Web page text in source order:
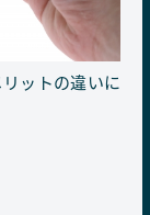
ットの違いに